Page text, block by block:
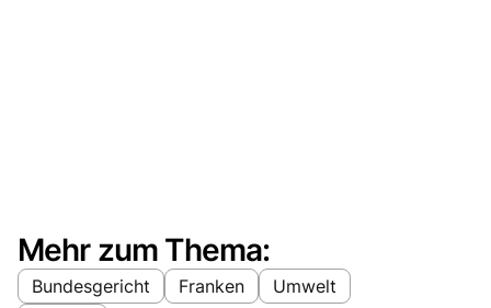
Mehr zum Thema:
Bundesgericht Franken
Umwelt